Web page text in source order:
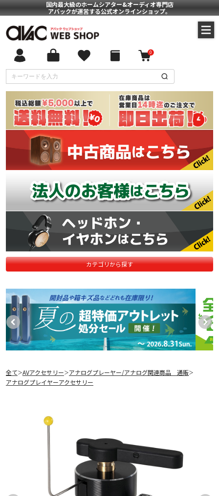
国内最大級のホームシアター&オーディオ専門店
アバックが運営する公式オンラインショップ。
0
カテゴリから探す
全て＞AVアクセサリー＞アナログプレーヤー/アナログ関連商品 通販＞
アナログプレイヤーアクセサリー